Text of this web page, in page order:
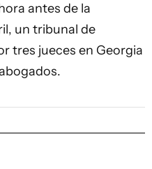
antes de la
un tribunal de
tres jueces en Georgia